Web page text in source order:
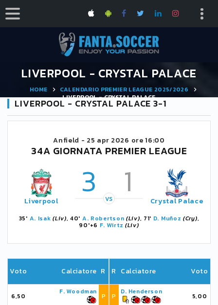
LIVERPOOL - CRYSTAL PALACE
HOME
CALENDARIO PREMIER LEAGUE 2025/2026
LIVERPOOL - CRYSTAL PALACE
LIVERPOOL - CRYSTAL PALACE 3-1
Anfield - 25 apr 2026 ore 16:00
34A GIORNATA PREMIER LEAGUE
Liverpool 3 1
VS Crystal Palace
35' A. Isak (Liv), 40' A. Robertson (Liv), 71' D. Muñoz (Cry),
90'+6 F. Wirtz (Liv)
Voto Calciatore R
6,50
F. Woodman
P
R Calciatore Voto
P
D. Henderson
5,00